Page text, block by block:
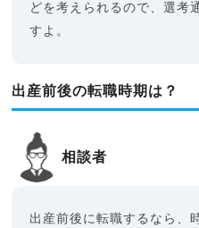
どを考えられるので、選考
すよ。
出産前後の転職時期は？
相談者
出産前後に転職するなら、